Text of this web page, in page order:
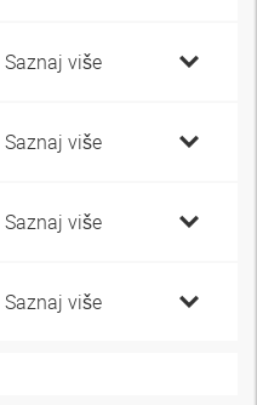
Saznaj više
Saznaj više
Saznaj više
Saznaj više